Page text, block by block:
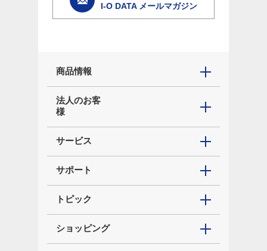
I-O DATA メールマガジン
商品情報
法人のお客
様
サービス
サポート
トピック
ショッピング